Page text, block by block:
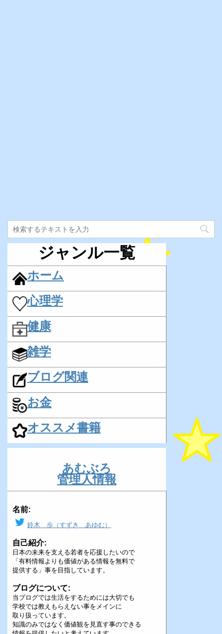
ジャンル一覧
ホーム
心理学
健康
雑学
ブログ関連
お金
オススメ書籍
あむぶろ
管理人情報
名前:
鈴木 歩（すずき あゆむ）
自己紹介:
日本の未来を支える若者を応援したいので
「有料情報よりも価値がある情報を無料で
提供する」事を目指しています。
ブログについて:
当ブログでは生活をするためには大切でも
学校では教えもらえない事をメインに
取り扱っています。
知識のみではなく価値観を見直す事のできる